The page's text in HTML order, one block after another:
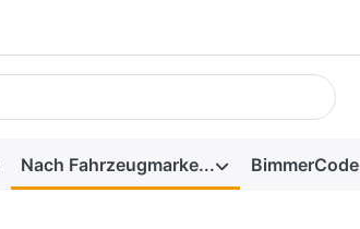
Nach Fahrzeugmarke... BimmerCode